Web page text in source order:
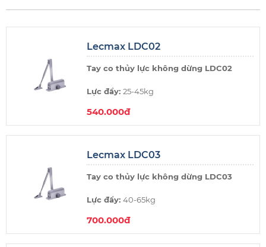
Lecmax LDC02
Tay co thủy lực không dừng LDC02
Lực đẩy: 25-45kg
Thương hiệu:
Xuất xứ:Trung Quốc
Không điểm dừng
540.000đ
Lecmax LDC03
Tay co thủy lực không dừng LDC03
Lực đẩy: 40-65kg
Thương hiệu:
700.000đ